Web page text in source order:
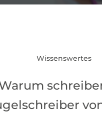
Wissenswertes